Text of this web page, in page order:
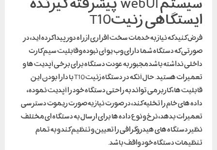
ایستگاهی زنیتT10
فرض کنید که نیاز به خدمات سخت افزاری از راه دور پیدا کرده اید، در
صورتی که دستگاه شما دارای وب یو آی نبوده و قابلیت سیم کارت
داخلی نداشته باشد مجبور به عودت دستگاه برای برخی آپدیت ها و
تعمیرات هستید. حال آنکه در دستگاه زنیت T10 با دارا بودن این
قابلیت ها، کاربر می تواند به راحتی دستگاه خود را آپدیت نموده،
داده های خام را تخلیه کند، در صورت نیاز به صورت ریموت دسترسی
تعمیرات بدهد، نرخ و نوع داده ها برای ارسال به دستگاه ای مختلف
نظیر دستگاه های هیدروگرافی را تعیین و تنظیم کند و به تمام
تنظیمات دستگاه خود واقف باشد.